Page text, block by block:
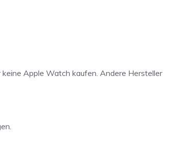
Apple Watch kaufen. Andere Hersteller